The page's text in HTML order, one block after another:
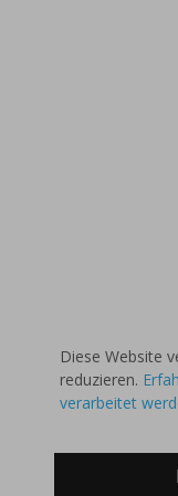
Diese Website
reduzieren.
verarbeitet